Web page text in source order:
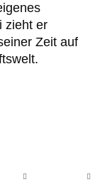
zieht er
Zeit auf